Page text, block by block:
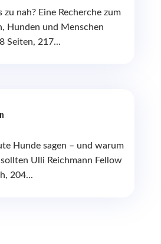
nah? Eine Recherche zum
Hunden und Menschen
Seiten, 217...
Hunde sagen – und warum
Ulli Reichmann Fellow
204...